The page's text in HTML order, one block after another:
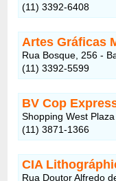
(11) 3392-6408
Artes Gráficas
Rua Bosque, 256 -
(11) 3392-5599
BV Cop
Shopping West
(11) 3871-1366
CIA
Rua Doutor Alfredo